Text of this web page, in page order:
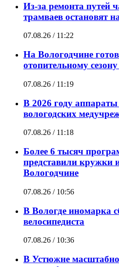
Из-за ремонта путей
трамваев остановят
07.08.26 / 11:22
На Вологодчине
отопительному
07.08.26 / 11:19
В 2026 году
вологодских
07.08.26 / 11:18
Более 6 тысяч
представили кружки
Вологодчине
07.08.26 / 10:56
В Вологде иномарка
велосипедиста
07.08.26 / 10:36
В Устюжне масштабно